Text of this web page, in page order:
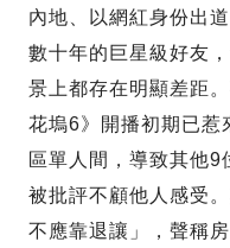
內地、以網紅身份出
數十年的巨星級好友
景上都存在明顯差距
花塢6》開播初期已
區單人間，導致其他9
被批評不顧他人感受
不應靠退讓」，聲稱